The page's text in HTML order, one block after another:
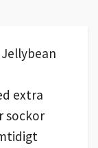
extra
sockor